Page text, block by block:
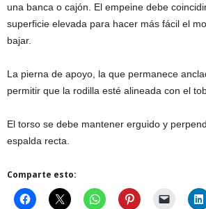
una banca o cajón. El empeine debe
superficie elevada para hacer más fácil el
bajar.
La pierna de apoyo, la que permanece
permitir que la rodilla esté alineada con el
El torso se debe mantener erguido y
espalda recta.
Comparte esto: